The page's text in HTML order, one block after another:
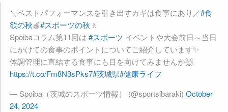
＼ベストパフォーマンスを引き出すカギは食事にあり／#食
欲の秋🍎#スポーツの秋 🚶
Spoibaコラム第11回は #スポーツ イベントや大会前日～当日
にかけての食事のポイントについてご紹介しています✨
体調管理に直結する食事にも目を向けてみませんか🙌
https://t.co/Fm8N3sPks7#茨城県#健康ライフ
— Spoiba（茨城のスポーツ情報） (@sportsibaraki) October
24, 2024